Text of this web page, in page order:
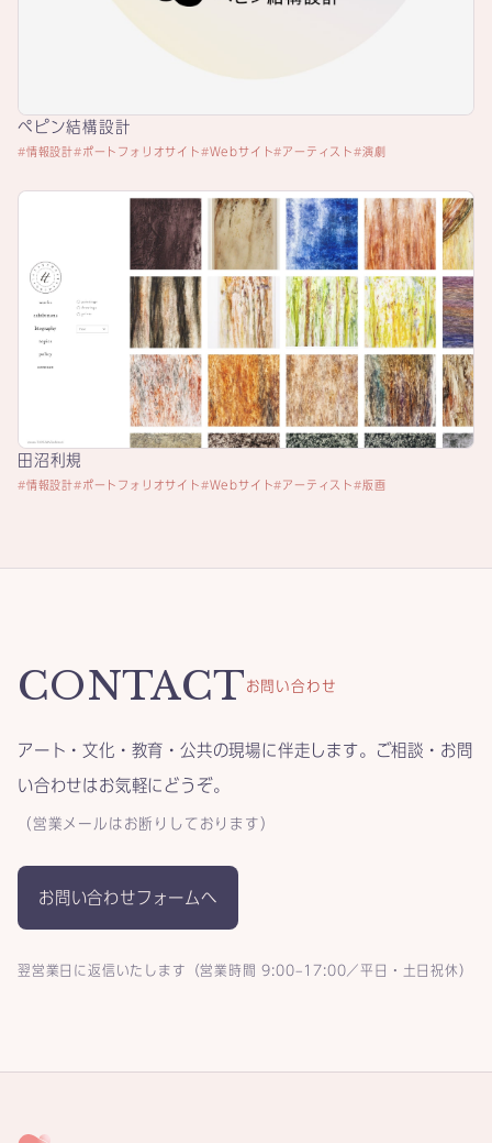
ぺピン結構設計
情報設計 ポートフォリオサイト Webサイト アーティスト 演劇
田沼利規
情報設計 ポートフォリオサイト Webサイト アーティスト 版画
CONTACT お問い合わせ
アート・文化・教育・公共の現場に伴走します。ご相談・お問
い合わせはお気軽にどうぞ。
（営業メールはお断りしております）
お問い合わせフォームへ
翌営業日に返信いたします（営業時間 9:00–17:00／平日・土日祝休）